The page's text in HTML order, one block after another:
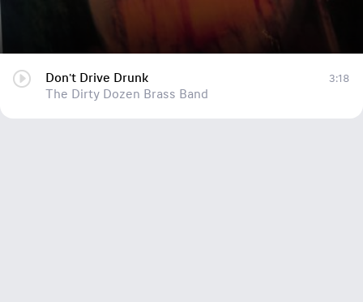
Don't Drive Drunk
The Dirty Dozen Brass Band
3:18